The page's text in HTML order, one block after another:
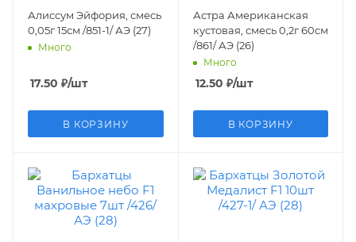
Алиссум Эйфория, смесь
0,05г 15см /851-1/ АЭ (27)
Много
17.50 ₽/шт
В КОРЗИНУ
Астра Американская
кустовая, смесь 0,2г 60см
/861/ АЭ (26)
Много
12.50 ₽/шт
В КОРЗИНУ